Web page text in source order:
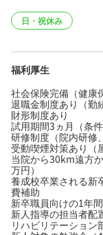
日・祝休み
福利厚生
社会保険完備（健康
退職金制度あり（勤
財形制度あり
試用期間3ヵ月（条件
研修制度（院内研修
受動喫煙対策あり（
当院から30km遠方
万円）
養成校卒業される新
費補助
新卒職員向けの1年
新人指導の担当者配
リハビリテーション